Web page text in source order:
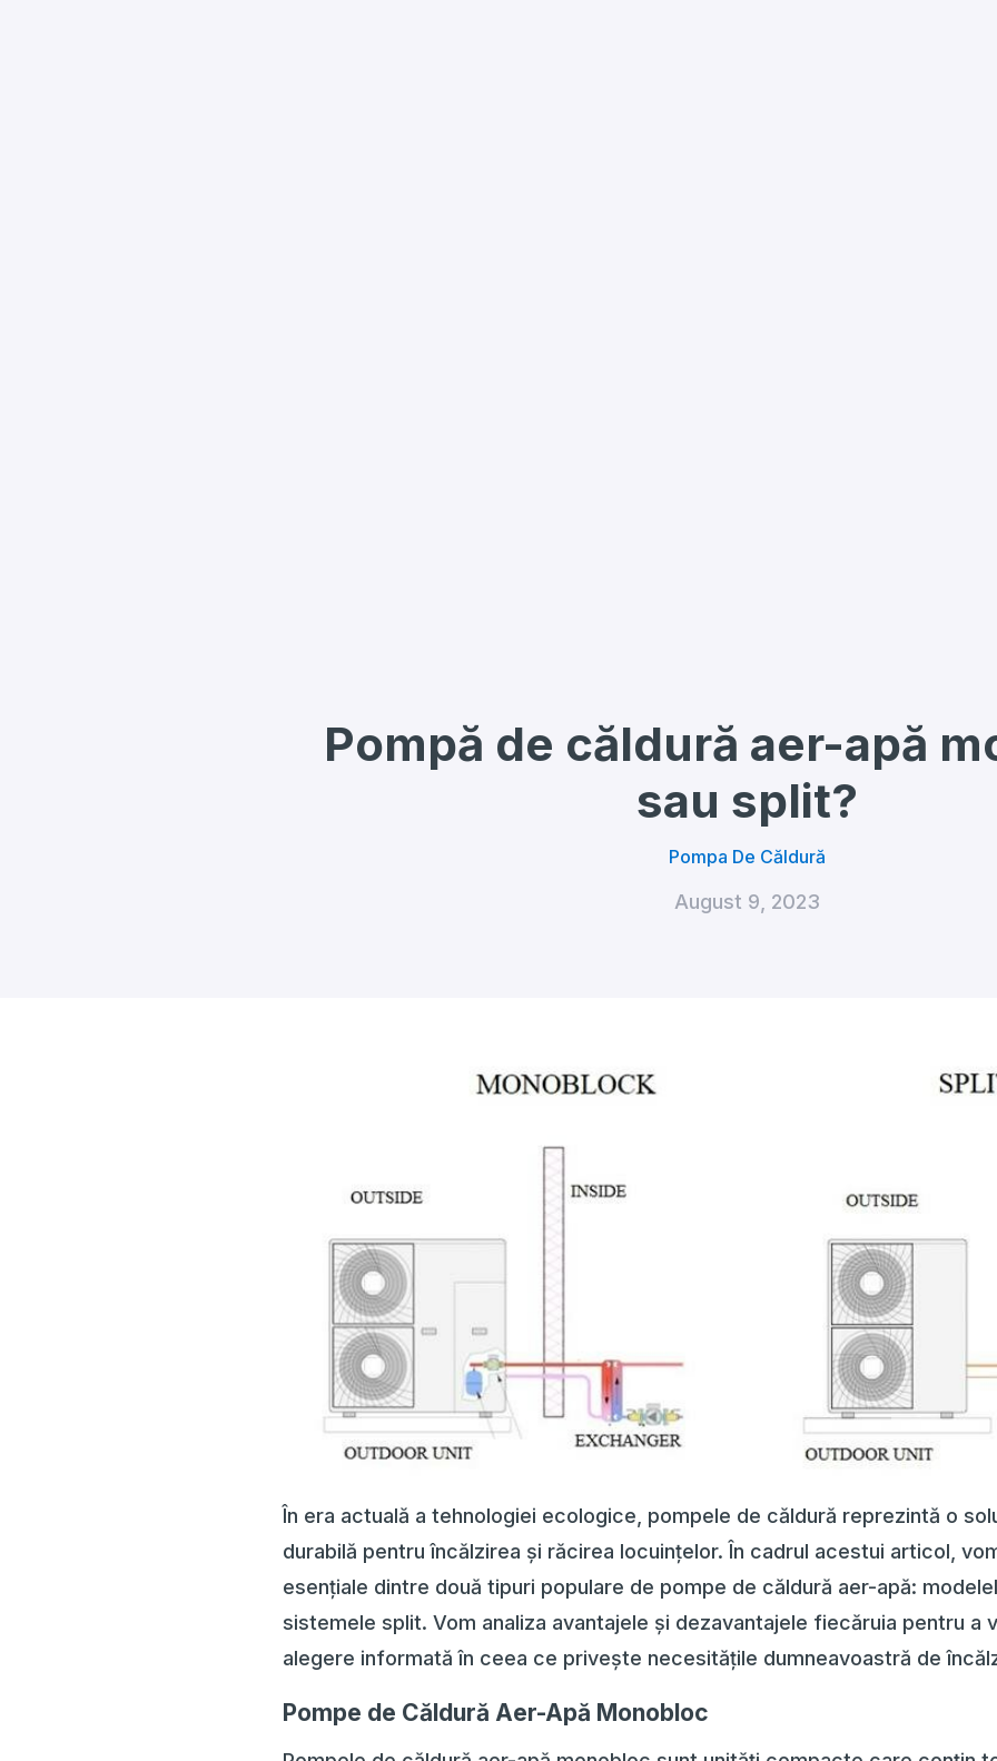
Pompă de căldură aer-apă
sau split?
Pompa De Căldură
August 9, 2023
În era actuală a tehnologiei ecologice, pompele de căldură reprezintă o
durabilă pentru încălzirea și răcirea locuințelor. În cadrul acestui articol,
esențiale dintre două tipuri populare de pompe de căldură aer-apă:
sistemele split. Vom analiza avantajele și dezavantajele fiecăruia pentru a
alegere informată în ceea ce privește necesitățile dumneavoastră de
Pompe de Căldură Aer-Apă Monobloc